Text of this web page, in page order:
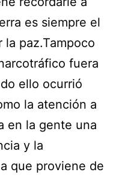
es siempre el
la paz.Tampoco
fuera
ello ocurrió
la atención a
en la gente una
y la
que proviene de